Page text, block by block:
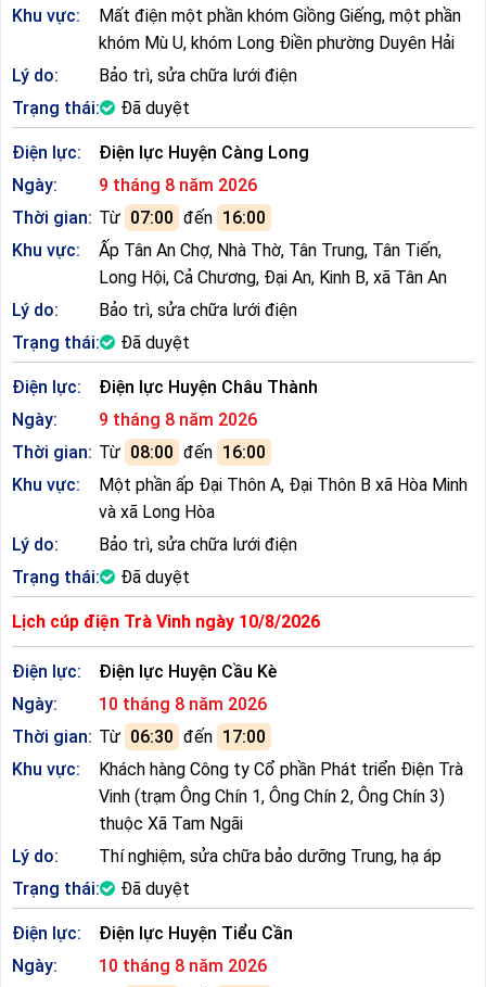
Khu vực:
Mất điện một phần khóm Giồng Giếng, một phần
khóm Mù U, khóm Long Điền phường Duyên Hải
Lý do:
Bảo trì, sửa chữa lưới điện
Trạng thái:
Đã duyệt
Điện lực:
Điện lực Huyện Càng Long
Ngày:
9 tháng 8 năm 2026
Thời gian: Từ 07:00 đến 16:00
Khu vực:
Ấp Tân An Chợ, Nhà Thờ, Tân Trung, Tân Tiến,
Long Hội, Cả Chương, Đại An, Kinh B, xã Tân An
Lý do:
Bảo trì, sửa chữa lưới điện
Trạng thái:
Đã duyệt
Điện lực:
Điện lực Huyện Châu Thành
Ngày:
9 tháng 8 năm 2026
Thời gian: Từ 08:00 đến 16:00
Khu vực:
Một phần ấp Đại Thôn A, Đại Thôn B xã Hòa Minh
và xã Long Hòa
Lý do:
Bảo trì, sửa chữa lưới điện
Trạng thái:
Đã duyệt
Lịch cúp điện Trà Vinh ngày 10/8/2026
Điện lực:
Điện lực Huyện Cầu Kè
Ngày:
10 tháng 8 năm 2026
Thời gian: Từ 06:30 đến 17:00
Khu vực:
Khách hàng Công ty Cổ phần Phát triển Điện Trà
Vinh (trạm Ông Chín 1, Ông Chín 2, Ông Chín 3)
thuộc Xã Tam Ngãi
Lý do:
Thí nghiệm, sửa chữa bảo dưỡng Trung, hạ áp
Trạng thái:
Đã duyệt
Điện lực:
Điện lực Huyện Tiểu Cần
Ngày:
10 tháng 8 năm 2026